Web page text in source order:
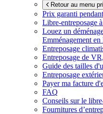
Retour au menu
Prix garanti
Libre-entreposage à
Louez un
Emménagement
Entreposage
Entreposage de
Guide des tailles
Entreposage
Payer ma facture
FAQ
Conseils sur le
Fournitures